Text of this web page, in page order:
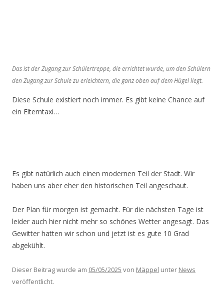
Das ist der Zugang zur Schülertreppe, die errichtet wurde, um den Schülern
den Zugang zur Schule zu erleichtern, die ganz oben auf dem Hügel liegt.
Diese Schule existiert noch immer. Es gibt keine Chance auf
ein Elterntaxi…
Es gibt natürlich auch einen modernen Teil der Stadt. Wir
haben uns aber eher den historischen Teil angeschaut.
Der Plan für morgen ist gemacht. Für die nächsten Tage ist
leider auch hier nicht mehr so schönes Wetter angesagt. Das
Gewitter hatten wir schon und jetzt ist es gute 10 Grad
abgekühlt.
Dieser Beitrag wurde am 05/05/2025 von Mäppel unter News
veröffentlicht.